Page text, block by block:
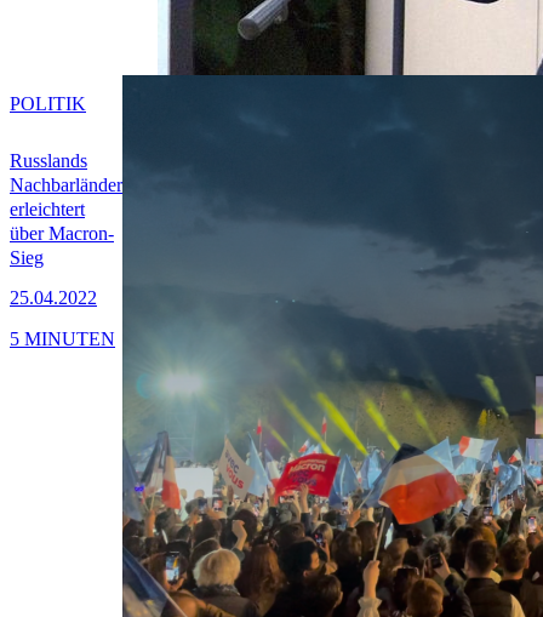
Russlands
Nachbarländer
erleichtert
über Macron-
Sieg
25.04.2022
POLITIK
5 MINUTEN